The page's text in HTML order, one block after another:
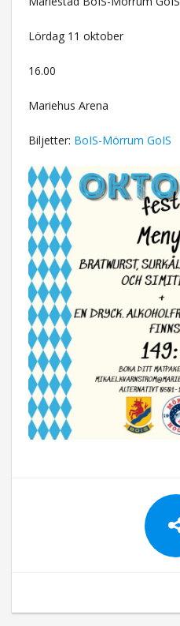
Lördag 11 oktober
16.00
Mariehus Arena
Biljetter: BoIS-Mörrum GoIS